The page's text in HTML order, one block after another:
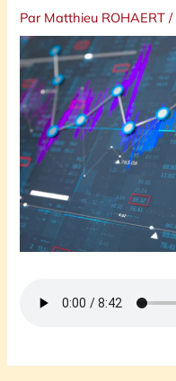
Par Matthieu ROHAERT/